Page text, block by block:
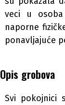
veci u
naporne
ponavljajuće
Opis grobova
Svi pokojnici